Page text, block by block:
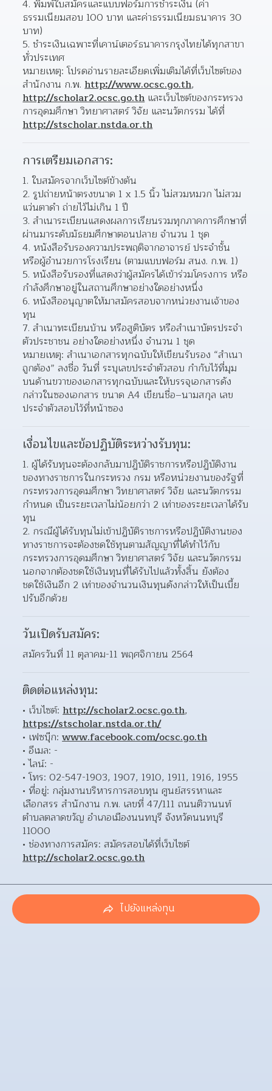
พิมพ์ใบสมัครและแบบฟอร์มการชำระเงิน (ค่า
ธรรมเนียมสอบ 100 บาท และค่าธรรมเนียมธนาคาร 30
บาท)
ชำระเงินเฉพาะที่เคาน์เตอร์ธนาคารกรุงไทยได้ทุกสาขา
ทั่วประเทศ
หมายเหตุ: โปรดอ่านรายละเอียดเพิ่มเติมได้ที่เว็บไซต์ของ
สํานักงาน ก.พ. http://www.ocsc.go.th
http://scholar2.ocsc.go.th และเว็บไซต์ของกระทรวง
http://stscholar.nstda.or.th
การเตรียมเอกสาร:
ใบสมัครจากเว็บไซต์ข้างต้น
รูปถ่ายหน้าตรงขนาด 1 x 1.5 นิ้ว ไม่สวมหมวก ไม่สวม
แว่นตาดำ ถ่ายไว้ไม่เกิน 1 ปี
สำเนาระเบียนแสดงผลการเรียนรวมทุกภาคการศึกษาที่
ผ่านมาระดับมัธยมศึกษาตอนปลาย จำนวน 1 ชุด
หนังสือรับรองความประพฤติจากอาจารย์ ประจำชั้น
หรือผู้อำนวยการโรงเรียน (ตามแบบฟอร์ม สนง. ก.พ. 1)
หนังสือรับรองที่แสดงว่าผู้สมัครได้เข้าร่วมโครงการ หรือ
กำลังศึกษาอยู่ในสถานศึกษาอย่างใดอย่างหนึ่ง
หนังสืออนุญาตให้มาสมัครสอบจากหน่วยงานเจ้าของ
ทุน
สำเนาทะเบียนบ้าน หรือสูติบัตร หรือสำเนาบัตรประจำ
ตัวประชาชน อย่างใดอย่างหนึ่ง จำนวน 1 ชุด
หมายเหตุ: สำเนาเอกสารทุกฉบับให้เขียนรับรอง “สำเนา
ถูกต้อง” ลงชื่อ วันที่ ระบุเลขประจำตัวสอบ กำกับไว้ที่มุม
บนด้านขวาของเอกสารทุกฉบับและให้บรรจุเอกสารดัง
กล่าวในซองเอกสาร ขนาด A4 เขียนชื่อ–นามสกุล เลข
ประจำตัวสอบไว้ที่หน้าซอง
เงื่อนไขและข้อปฏิบัติระหว่างรับทุน:
ผู้ได้รับทุนจะต้องกลับมาปฏิบัติราชการหรือปฏิบัติงาน
ของทางราชการในกระทรวง กรม หรือหน่วยงานของรัฐที่
กระทรวงการอุดมศึกษา วิทยาศาสตร์ วิจัย และนวัตกรรม
กำหนด เป็นระยะเวลาไม่น้อยกว่า 2 เท่าของระยะเวลาได้รับ
ทุน
กรณีผู้ได้รับทุนไม่เข้าปฏิบัติราชการหรือปฏิบัติงานของ
ทางราชการจะต้องชดใช้ทุนตามสัญญาที่ได้ทำไว้กับ
กระทรวงการอุดมศึกษา วิทยาศาสตร์ วิจัย และนวัตกรรม
นอกจากต้องชดใช้เงินทุนที่ได้รับไปแล้วทั้งสิ้น ยังต้อง
ชดใช้เงินอีก 2 เท่าของจำนวนเงินทุนดังกล่าวให้เป็นเบี้ย
ปรับอีกด้วย
วันเปิดรับสมัคร:
สมัครวันที่ 11 ตุลาคม-11 พฤศจิกายน 2564
ติดต่อแหล่งทุน:
เว็บไซต์: http://scholar2.ocsc.go.th
https://stscholar.nstda.or.th/
เฟซบุ๊ก: www.facebook.com/ocsc.go.th
อีเมล: -
ไลน์: -
โทร: 02-547-1903, 1907, 1910, 1911, 1916, 1955
ที่อยู่: กลุ่มงานบริหารการสอบทุน ศูนย์สรรหาและ
เลือกสรร สำนักงาน ก.พ. เลขที่ 47/111 ถนนติวานนท์
ตำบลตลาดขวัญ อำเภอเมืองนนทบุรี จังหวัดนนทบุรี
11000
ช่องทางการสมัคร: สมัครสอบได้ที่เว็บไซต์
http://scholar2.ocsc.go.th
ไปยังแหล่งทุน